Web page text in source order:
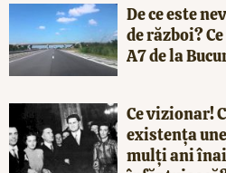
De ce este
de război?
A7 de la
Ce vizionar!
existența
mulți ani